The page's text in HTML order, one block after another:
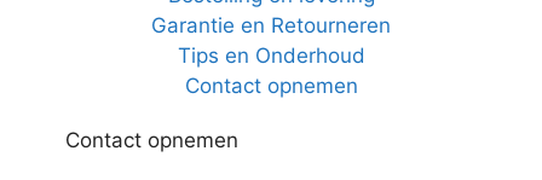
Garantie en Retourneren
Tips en Onderhoud
Contact opnemen
Contact opnemen